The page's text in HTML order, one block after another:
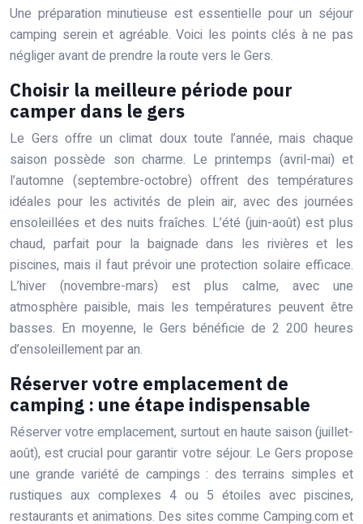
Une préparation minutieuse est essentielle pour un séjour
camping serein et agréable. Voici les points clés à ne pas
négliger avant de prendre la route vers le Gers.
Choisir la meilleure période pour
camper dans le gers
Le Gers offre un climat doux toute l’année, mais chaque
saison possède son charme. Le printemps (avril-mai) et
l’automne (septembre-octobre) offrent des températures
idéales pour les activités de plein air, avec des journées
ensoleillées et des nuits fraîches. L’été (juin-août) est plus
chaud, parfait pour la baignade dans les rivières et les
piscines, mais il faut prévoir une protection solaire efficace.
L’hiver (novembre-mars) est plus calme, avec une
atmosphère paisible, mais les températures peuvent être
basses. En moyenne, le Gers bénéficie de 2 200 heures
d’ensoleillement par an.
Réserver votre emplacement de
camping : une étape indispensable
Réserver votre emplacement, surtout en haute saison (juillet-
août), est crucial pour garantir votre séjour. Le Gers propose
une grande variété de campings : des terrains simples et
rustiques aux complexes 4 ou 5 étoiles avec piscines,
restaurants et animations. Des sites comme Camping.com et